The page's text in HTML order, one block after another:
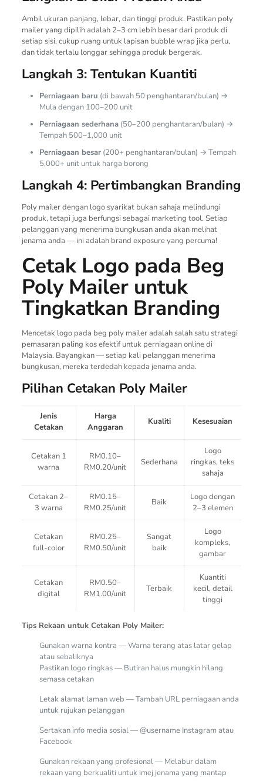
Ambil ukuran panjang, lebar, dan tinggi produk. Pastikan poly
mailer yang dipilih adalah 2–3 cm lebih besar dari produk di
setiap sisi, cukup ruang untuk lapisan bubble wrap jika perlu,
dan tidak terlalu longgar sehingga produk bergerak.
Langkah 3: Tentukan Kuantiti
Perniagaan baru (di bawah 50 penghantaran/bulan) →
Mula dengan 100–200 unit
Perniagaan sederhana(50–200 penghantaran/bulan) →
Tempah 500–1,000 unit
Perniagaan besar(200+ penghantaran/bulan) → Tempah
5,000+ unit untuk harga borong
Langkah 4: Pertimbangkan Branding
Poly mailer dengan logo syarikat bukan sahaja melindungi
produk, tetapi juga berfungsi sebagai marketing tool. Setiap
pelanggan yang menerima bungkusan anda akan melihat
jenama anda — ini adalah brand exposure yang percuma!
Cetak Logo pada Beg
Poly Mailer untuk
Tingkatkan Branding
Mencetak logo pada beg poly mailer adalah salah satu strategi
pemasaran paling kos efektif untuk perniagaan online di
Malaysia. Bayangkan — setiap kali pelanggan menerima
bungkusan, mereka terdedah kepada jenama anda.
Pilihan Cetakan Poly Mailer
Jenis
Cetakan
Harga
Anggaran
Kualiti Kesesuaian
Cetakan 1
warna
RM0.10–
RM0.20/unit
Sederhana
Logo
ringkas, teks
sahaja
Cetakan 2–
3 warna
RM0.15–
RM0.25/unit
Baik
Logo dengan
2–3 elemen
Cetakan
full-color
RM0.25–
RM0.50/unit
Sangat
baik
Logo
kompleks,
gambar
Cetakan
digital
RM0.50–
RM1.00/unit
Terbaik
Kuantiti
kecil, detail
tinggi
Tips Rekaan untuk Cetakan Poly Mailer:
Gunakan warna kontra — Warna terang atas latar gelap
atau sebaliknya
Pastikan logo ringkas — Butiran halus mungkin hilang
semasa cetakan
Letak alamat laman web — Tambah URL perniagaan anda
untuk rujukan pelanggan
Sertakan info media sosial — @username Instagram atau
Facebook
Gunakan rekaan yang profesional — Melabur dalam
rekaan yang berkualiti untuk imej jenama yang mantap